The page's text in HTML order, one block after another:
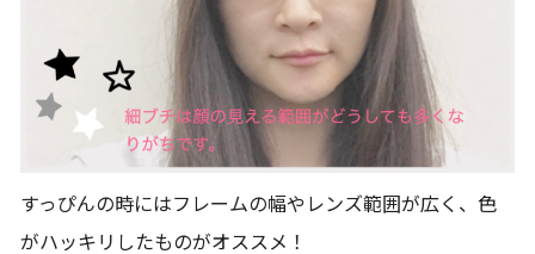
すっぴんの時にはフレームの幅やレンズ範囲が広く、色
がハッキリしたものがオススメ！